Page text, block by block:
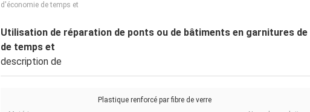
d'économie de temps et
Utilisation de réparation de ponts ou de bâtiments en garnitures
de temps et
description de
Plastique renforcé par fibre de verre